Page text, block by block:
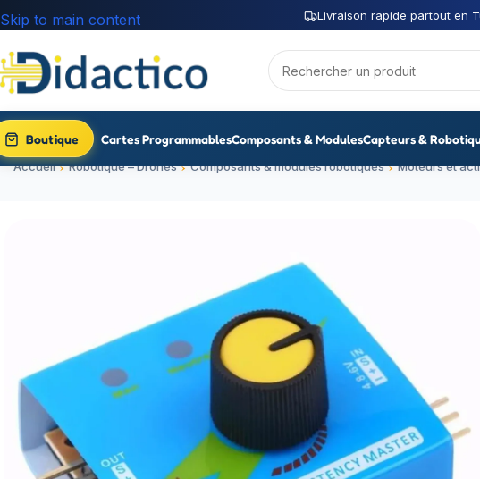
Livraison rapide partout en
Skip to main content
Boutique Cartes ProgrammablesComposants & ModulesCapteurs &
Accueil Robotique – Drones Composants & modules robotiques Moteurs et